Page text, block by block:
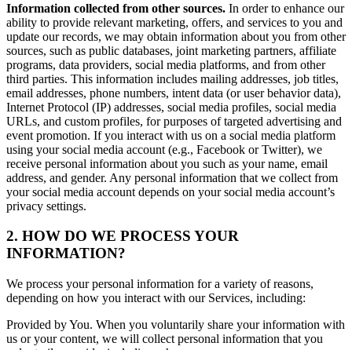
Information collected from other sources. In order to enhance our
ability to provide relevant marketing, offers, and services to you and
update our records, we may obtain information about you from other
sources, such as public databases, joint marketing partners, affiliate
programs, data providers, social media platforms, and from other
third parties. This information includes mailing addresses, job titles,
email addresses, phone numbers, intent data (or user behavior data),
Internet Protocol (IP) addresses, social media profiles, social media
URLs, and custom profiles, for purposes of targeted advertising and
event promotion. If you interact with us on a social media platform
using your social media account (e.g., Facebook or Twitter), we
receive personal information about you such as your name, email
address, and gender. Any personal information that we collect from
your social media account depends on your social media account’s
privacy settings.
2. HOW DO WE PROCESS YOUR
INFORMATION?
We process your personal information for a variety of reasons,
depending on how you interact with our Services, including:
Provided by You. When you voluntarily share your information with
us or your content, we will collect personal information that you